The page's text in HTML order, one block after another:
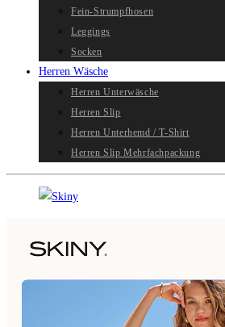
Fein-Strumpfhosen
Leggings
Socken
Herren Wäsche
Herren Unterwäsche
Herren Slip
Herren Unterhemd / T-Shirt
Herren Slip Mehrfachpackung